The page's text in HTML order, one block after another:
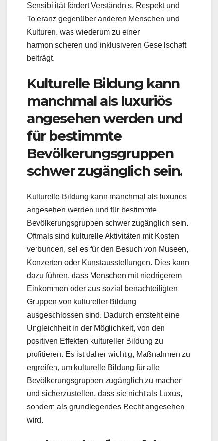
Sensibilität fördert Verständnis, Respekt und
Toleranz gegenüber anderen Menschen und
Kulturen, was wiederum zu einer
harmonischeren und inklusiveren Gesellschaft
beiträgt.
Kulturelle Bildung kann
manchmal als luxuriös
angesehen werden und
für bestimmte
Bevölkerungsgruppen
schwer zugänglich sein.
Kulturelle Bildung kann manchmal als luxuriös
angesehen werden und für bestimmte
Bevölkerungsgruppen schwer zugänglich sein.
Oftmals sind kulturelle Aktivitäten mit Kosten
verbunden, sei es für den Besuch von Museen,
Konzerten oder Kunstausstellungen. Dies kann
dazu führen, dass Menschen mit niedrigerem
Einkommen oder aus sozial benachteiligten
Gruppen von kultureller Bildung
ausgeschlossen sind. Dadurch entsteht eine
Ungleichheit in der Möglichkeit, von den
positiven Effekten kultureller Bildung zu
profitieren. Es ist daher wichtig, Maßnahmen zu
ergreifen, um kulturelle Bildung für alle
Bevölkerungsgruppen zugänglich zu machen
und sicherzustellen, dass sie nicht als Luxus,
sondern als grundlegendes Recht angesehen
wird.